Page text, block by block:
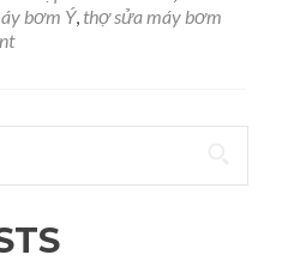
bơm Ý, thợ sửa máy bơm